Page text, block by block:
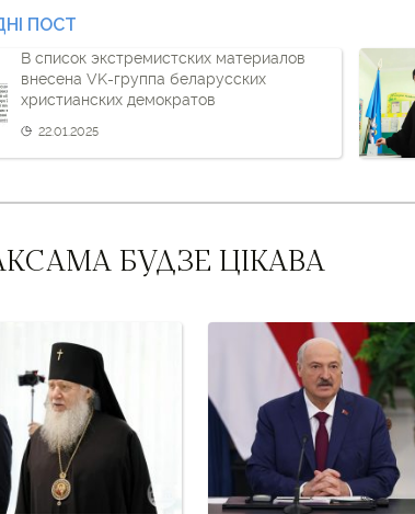
ПОСТ
В список экстремистских материалов
внесена VK-группа беларусских
христианских демократов
22.01.2025
БУДЗЕ ЦІКАВА